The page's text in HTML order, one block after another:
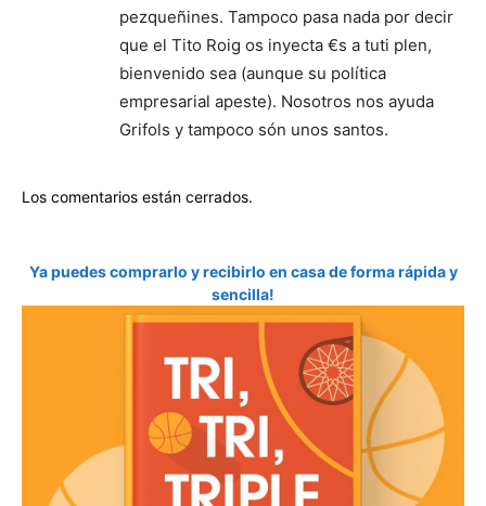
pezqueñines. Tampoco pasa nada por decir
que el Tito Roig os inyecta €s a tuti plen,
bienvenido sea (aunque su política
empresarial apeste). Nosotros nos ayuda
Grifols y tampoco són unos santos.
Los comentarios están cerrados.
Ya puedes comprarlo y recibirlo en casa de forma rápida y
sencilla!